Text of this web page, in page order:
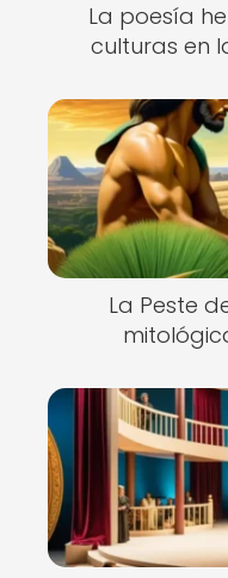
La poesía
culturas en
La Peste